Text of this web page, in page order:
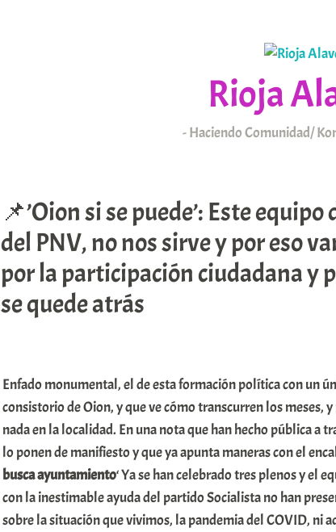
Rioja
Haciendo Comunidad/
📌’Oion si se puede’: Este
del PNV, no nos sirve y por eso
por la participación ciudadana y
se quede atrás
Enfado monumental, el de esta formación política con un
consistorio de Oion, y que ve cómo transcurren los meses,
nada en la localidad. En una nota que han hecho pública a
lo ponen de manifiesto y que ya apunta maneras con el
busca ayuntamiento‘ Ya se han celebrado tres plenos y el
con la inestimable ayuda del partido Socialista no han
sobre la situación que vivimos, la pandemia del COVID, ni